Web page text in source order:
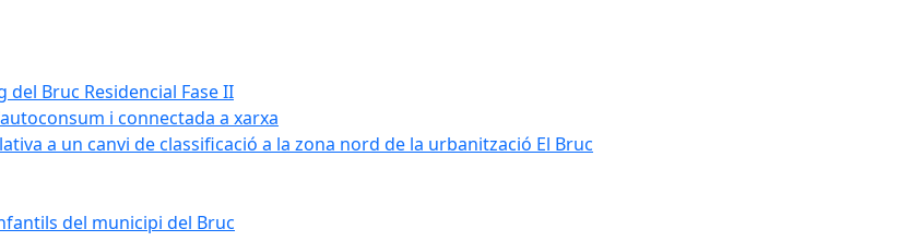
Bruc Residencial Fase II
i connectada a xarxa
a un canvi de classificació a la zona nord de la urbanització El Bruc
del municipi del Bruc